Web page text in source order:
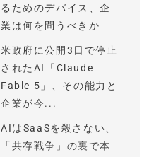
るためのデバイス、企
業は何を問うべきか
米政府に公開3日で停止
されたAI「Claude
Fable 5」、その能力と
企業が今...
AIはSaaSを殺さない、
「共存戦争」の裏で本